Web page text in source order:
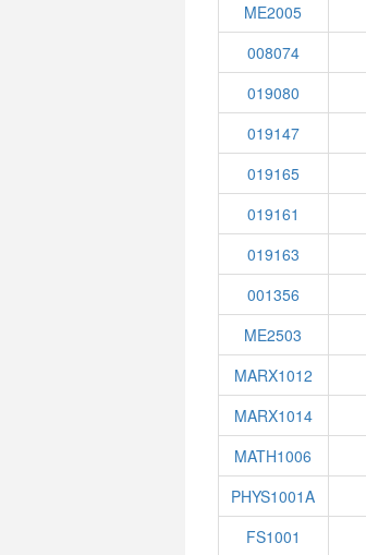
ME2005
008074
019080
019147
019165
019161
019163
001356
ME2503
MARX1012
MARX1014
MATH1006
PHYS1001A
FS1001